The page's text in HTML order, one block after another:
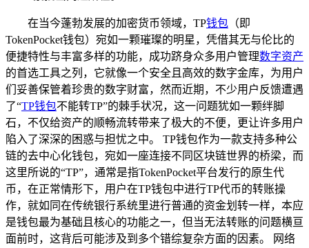
在当今蓬勃发展的加密货币领域，TP钱包 （即
TokenPocket钱包）宛如一颗璀璨的明星，凭借其无与伦比的
便捷特性与丰富多样的功能，成功跻身众多用户管理数字资产
的首选工具之列，它就像一个安全且高效的数字金库，为用户
们妥善保管着珍贵的数字财富，然而近期，不少用户反馈遭遇
了“TP钱包不能转TP”的棘手状况，这一问题犹如一颗绊脚
石，不仅给资产的顺畅流转带来了极大的不便，更让许多用户
陷入了深深的困惑与担忧之中。 TP钱包作为一款支持多种公
链的去中心化钱包，宛如一座连接不同区块链世界的桥梁，而
这里所说的“TP”，通常是指TokenPocket平台发行的原生代
币，在正常情形下，用户在TP钱包中进行TP代币的转账操
作，就如同在传统银行系统里进行普通的资金划转一样，本应
是钱包最为基础且核心的功能之一，但当无法转账的问题横亘
面前时，这背后可能涉及到多个错综复杂方面的因素。 网络